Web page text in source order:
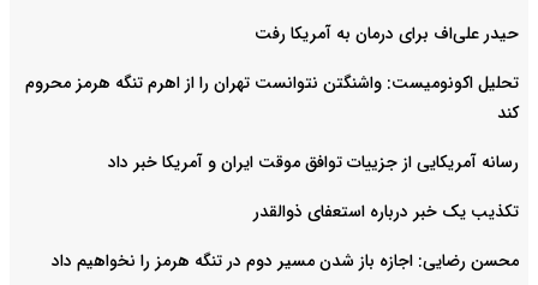
حیدر علی‌اف برای درمان به آمریکا رفت
تحلیل اکونومیست: واشنگتن نتوانست تهران را از اهرم تنگه هرمز محروم
کند
رسانه آمریکایی از جزییات توافق موقت ایران و آمریکا خبر داد
تکذیب یک خبر درباره استعفای ذوالقدر
محسن رضایی: اجازه باز شدن مسیر دوم در تنگه هرمز را نخواهیم داد